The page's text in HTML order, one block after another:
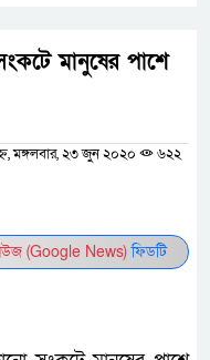
মানুষের পাশে
মঙ্গলবার, ২৩ জুন ২০২০
৬২২
(Google News)ফিডটি